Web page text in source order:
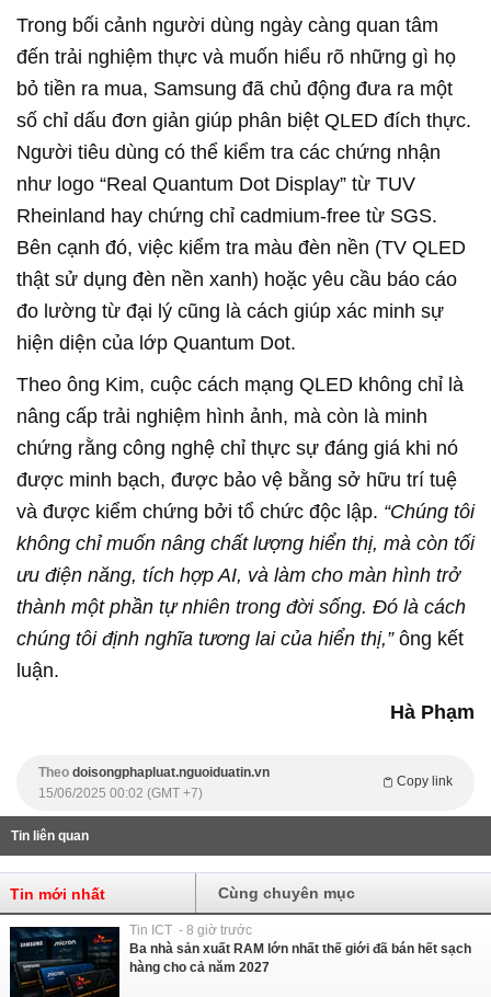
Trong bối cảnh người dùng ngày càng quan tâm
đến trải nghiệm thực và muốn hiểu rõ những gì họ
bỏ tiền ra mua, Samsung đã chủ động đưa ra một
số chỉ dấu đơn giản giúp phân biệt QLED đích thực.
Người tiêu dùng có thể kiểm tra các chứng nhận
như logo “Real Quantum Dot Display” từ TUV
Rheinland hay chứng chỉ cadmium-free từ SGS.
Bên cạnh đó, việc kiểm tra màu đèn nền (TV QLED
thật sử dụng đèn nền xanh) hoặc yêu cầu báo cáo
đo lường từ đại lý cũng là cách giúp xác minh sự
hiện diện của lớp Quantum Dot.
Theo ông Kim, cuộc cách mạng QLED không chỉ là
nâng cấp trải nghiệm hình ảnh, mà còn là minh
chứng rằng công nghệ chỉ thực sự đáng giá khi nó
được minh bạch, được bảo vệ bằng sở hữu trí tuệ
và được kiểm chứng bởi tổ chức độc lập. “Chúng tôi
không chỉ muốn nâng chất lượng hiển thị, mà còn tối
ưu điện năng, tích hợp AI, và làm cho màn hình trở
thành một phần tự nhiên trong đời sống. Đó là cách
chúng tôi định nghĩa tương lai của hiển thị,”ông kết
luận.
Hà Phạm
Theo doisongphapluat.nguoiduatin.vn
Copy link
15/06/2025 00:02 (GMT +7)
Tin liên quan
Tin mới nhất Cùng chuyên mục
Tin ICT - 8 giờ trước
Ba nhà sản xuất RAM lớn nhất thế giới đã bán hết sạch
hàng cho cả năm 2027